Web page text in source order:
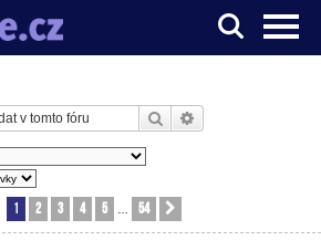
zvuku
Hledat
Stránka 1z 54
1 2 3 4 5 54